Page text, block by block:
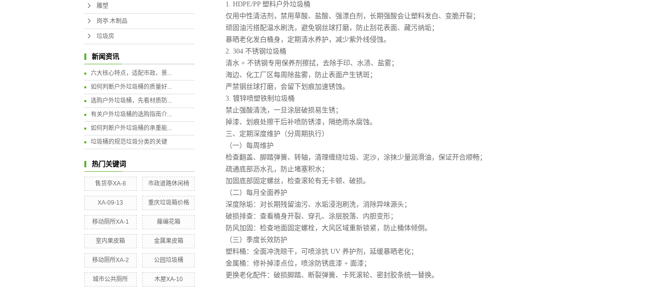
雕塑
岗亭.木制品
垃圾房
新闻资讯
六大核心特点，适配市政、景...
如何判断户外垃圾桶的质量好...
选购户外垃圾桶，先看材质防...
有关户外垃圾桶的选购指南介...
如何判断户外垃圾桶的承重能...
垃圾桶的规范垃圾分类的关键
热门关键词
售货亭XA-8 市政道路休闲椅
XA-09-13 重庆垃圾箱价格
移动厕所XA-1 藤编花箱
室内果皮箱 金属果皮箱
移动厕所XA-2 公园垃圾桶
城市公共厕所 木屋XA-10
1. HDPE/PP 塑料户外垃圾桶
仅用中性清洁剂，禁用草酸、盐酸、强漂白剂，长期强酸会让塑料发白、变脆开裂；
顽固油污搭配温水刷洗，避免钢丝球打磨，防止刮花表面、藏污纳垢；
暴晒老化发白桶身，定期清水养护，减少紫外线侵蚀。
2. 304 不锈钢垃圾桶
清水 + 不锈钢专用保养剂擦拭，去除手印、水渍、盐雾；
海边、化工厂区每周除盐雾，防止表面产生锈斑；
严禁钢丝球打磨，会留下划痕加速锈蚀。
3. 镀锌喷塑铁制垃圾桶
禁止强酸清洗，一旦涂层破损易生锈；
掉漆、划痕处擦干后补喷防锈漆，隔绝雨水腐蚀。
三、定期深度维护（分周期执行）
（一）每周维护
检查翻盖、脚踏弹簧、转轴，清理缠绕垃圾、泥沙，涂抹少量润滑油，保证开合顺畅；
疏通底部沥水孔，防止堵塞积水；
加固底部固定螺丝，检查滚轮有无卡顿、破损。
（二）每月全面养护
深度除垢：对长期残留油污、水垢浸泡刷洗，消除异味源头；
破损排查：查看桶身开裂、穿孔、涂层脱落、内胆变形；
防风加固：检查地面固定螺栓，大风区域重新锁紧，防止桶体倾倒。
（三）季度长效防护
塑料桶：全面冲洗晾干，可喷涂抗 UV 养护剂，延缓暴晒老化；
金属桶：修补掉漆点位，喷涂防锈底漆 + 面漆；
更换老化配件：破损脚踏、断裂弹簧、卡死滚轮、密封胶条统一替换。